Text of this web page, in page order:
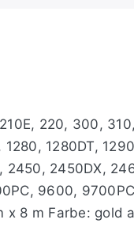
220, 300,
1280DT,
2450, 2450DX,
9600,
x 8 m Farbe: gold